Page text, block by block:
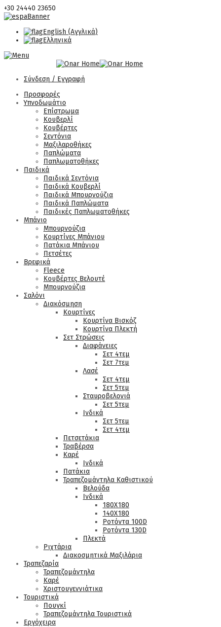
+30 24440 23650
English (Αγγλικά)
Ελληνικά
Σύνδεση / Εγγραφή
Προσφορές
Υπνοδωμάτιο
Επίστρωμα
Κουβερλί
Κουβέρτες
Σεντόνια
Μαξιλαροθήκες
Παπλώματα
Παπλωματοθήκες
Παιδικά
Παιδικά Σεντόνια
Παιδικά Κουβερλί
Παιδικά Μπουρνούζια
Παιδικά Παπλώματα
Παιδικές Παπλωματοθήκες
Μπάνιο
Μπουρνούζια
Κουρτίνες Μπάνιου
Πατάκια Μπάνιου
Πετσέτες
Βρεφικά
Fleece
Κουβέρτες Βελουτέ
Μπουρνούζια
Σαλόνι
Διακόσμηση
Κουρτίνες
Κουρτίνα Βισκόζ
Κουρτίνα Πλεκτή
Σετ Στρώσεις
Διαφάνειες
Σετ 4τεμ
Σετ 7τεμ
Λασέ
Σετ 4τεμ
Σετ 5τεμ
Σταυροβελονιά
Σετ 5τεμ
Ινδικά
Σετ 5τεμ
Σετ 4τεμ
Πετσετάκια
Τραβέρσα
Καρέ
Ινδικά
Πατάκια
Τραπεζομάντηλα Καθιστικού
Βελούδα
Ινδικά
180Χ180
140Χ180
Ροτόντα 100D
Ροτόντα 130D
Πλεκτά
Ριχτάρια
Διακοσμητικά Μαξιλάρια
Τραπεζαρία
Τραπεζομάντηλα
Καρέ
Χριστουγεννιάτικα
Τουριστικά
Πουγκί
Τραπεζομάντηλα Τουριστικά
Εργόχειρα